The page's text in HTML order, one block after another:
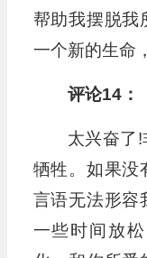
帮助我摆脱我
一个新的生命
评论14：
太兴奋了
牺牲。如果没
言语无法形容
一些时间放